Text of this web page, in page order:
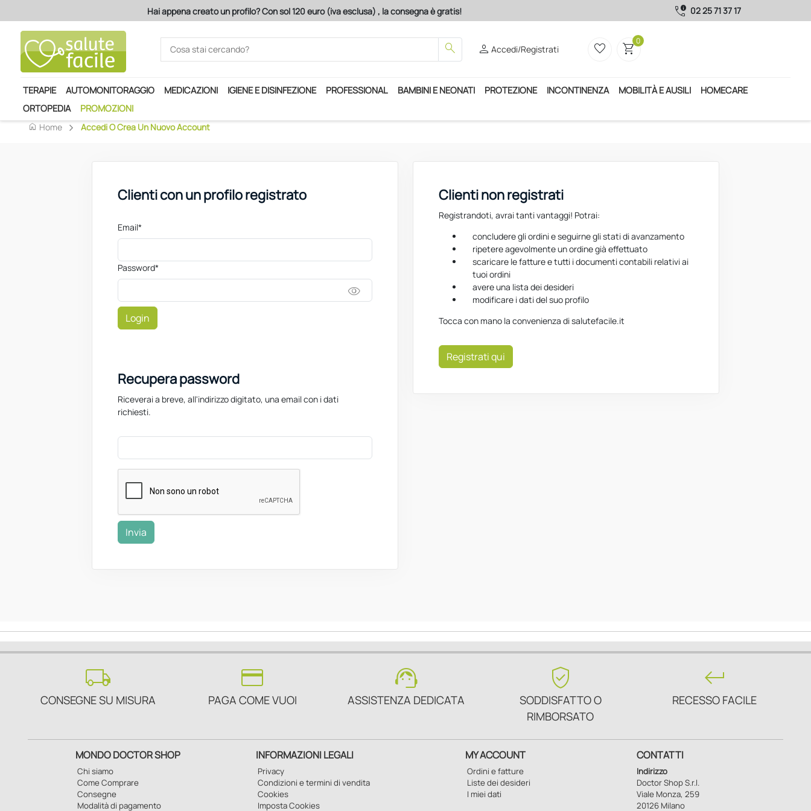
Hai appena creato un profilo? Con sol 120 euro (iva esclusa) , la consegna è gratis! call_quality 02 25 71 37 17
search personAccedi/Registrati favorite_border shopping_cart0
TERAPIE AUTOMONITORAGGIO MEDICAZIONI IGIENE E DISINFEZIONE PROFESSIONAL BAMBINI E NEONATI PROTEZIONE INCONTINENZA MOBILITÀ E AUSILI
HOMECARE
ORTOPEDIA
PROMOZIONI
home Home Accedi O Crea Un Nuovo Account
Clienti con un profilo registrato
Email*
Password*
visibility
Login
Recupera password
Riceverai a breve, all'indirizzo digitato, una email con i dati
richiesti.
Invia
Clienti non registrati
Registrandoti, avrai tanti vantaggi! Potrai:
concludere gli ordini e seguirne gli stati di avanzamento
ripetere agevolmente un ordine già effettuato
scaricare le fatture e tutti i documenti contabili relativi ai
tuoi ordini
avere una lista dei desideri
modificare i dati del suo profilo
Tocca con mano la convenienza di salutefacile.it
Registrati qui
local_shipping
CONSEGNE SU MISURA
credit_card
PAGA COME VUOI
support_agent
ASSISTENZA DEDICATA
verified_user
SODDISFATTO O
RIMBORSATO
keyboard_return
RECESSO FACILE
MONDO DOCTOR SHOP
Chi siamo
Come Comprare
Consegne
Modalità di pagamento
INFORMAZIONI LEGALI
Privacy
Condizioni e termini di vendita
Cookies
Imposta Cookies
MY ACCOUNT
Ordini e fatture
Liste dei desideri
I miei dati
CONTATTI
Indirizzo
Doctor Shop S.r.l.
Viale Monza, 259
20126 Milano